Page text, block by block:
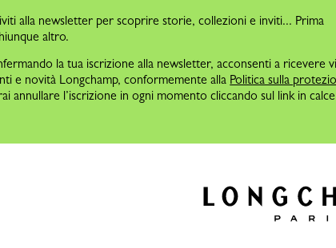
alla newsletter per scoprire storie, collezioni e inviti... Prima
altro.
la tua iscrizione alla newsletter, acconsenti a ricevere
e novità Longchamp, conformemente alla Politica sulla
annullare l’iscrizione in ogni momento cliccando sul link in